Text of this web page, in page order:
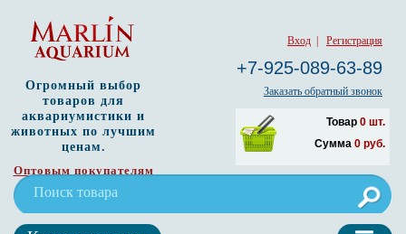
Вход Регистрация
+7-925-089-63-89
Заказать обратный звонок
Товар 0 шт.
Сумма 0 руб.
Огромный выбор
товаров для
аквариумистики и
животных по лучшим
ценам.
Оптовым покупателям